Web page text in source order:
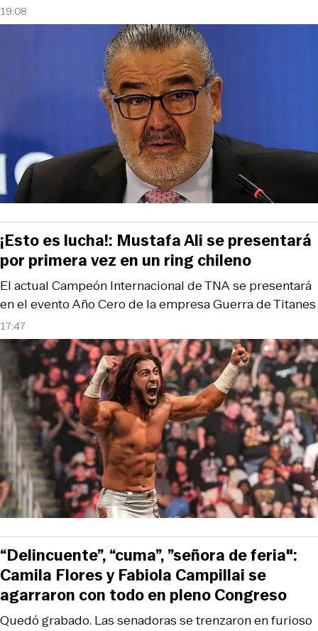
19:08
17:47
El actual Campeón Internacional de TNA se presentará
en el evento Año Cero de la empresa Guerra de Titanes
¡Esto es lucha!: Mustafa Ali se presentará
por primera vez en un ring chileno
Quedó grabado. Las senadoras se trenzaron en furioso
“Delincuente”, “cuma”, ”señora de feria":
Camila Flores y Fabiola Campillai se
agarraron con todo en pleno Congreso